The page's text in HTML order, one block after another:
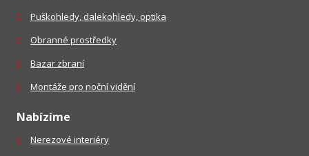
Puškohledy, dalekohledy, optika
Obranné prostředky
Bazar zbraní
Montáže pro noční vidění
Nabízíme
Nerezové interiéry